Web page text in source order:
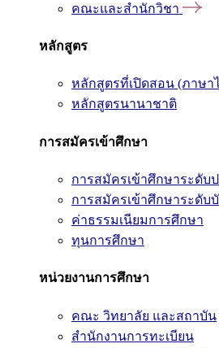
คณะและสำนักวิชา
หลักสูตร
หลักสูตรที่เปิดสอน (ภาษา
หลักสูตรนานาชาติ
การสมัครเข้าศึกษา
การสมัครเข้าศึกษาระดั
การสมัครเข้าศึกษาระดั
ค่าธรรมเนียมการศึกษา
ทุนการศึกษา
หน่วยงานการศึกษา
คณะ วิทยาลัย และสถาบัน
สำนักงานการทะเบียน